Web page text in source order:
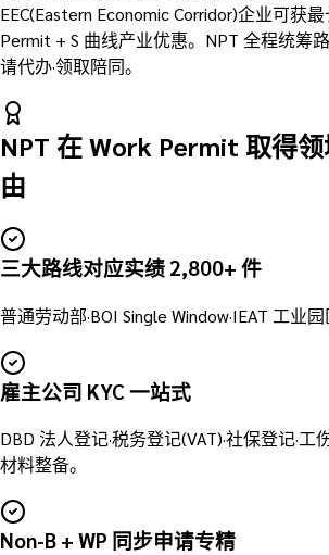
EEC(Eastern Economic Corridor)企业可获
Permit + S 曲线产业优惠。NPT 全程统筹
请代办·领取陪同。
NPT 在 Work Permit 取得
由
三大路线对应实绩 2,800+ 件
普通劳动部·BOI Single Window·IEAT 工业
雇主公司 KYC 一站式
DBD 法人登记·税务登记(VAT)·社保登记·
材料整备。
Non-B + WP 同步申请专精